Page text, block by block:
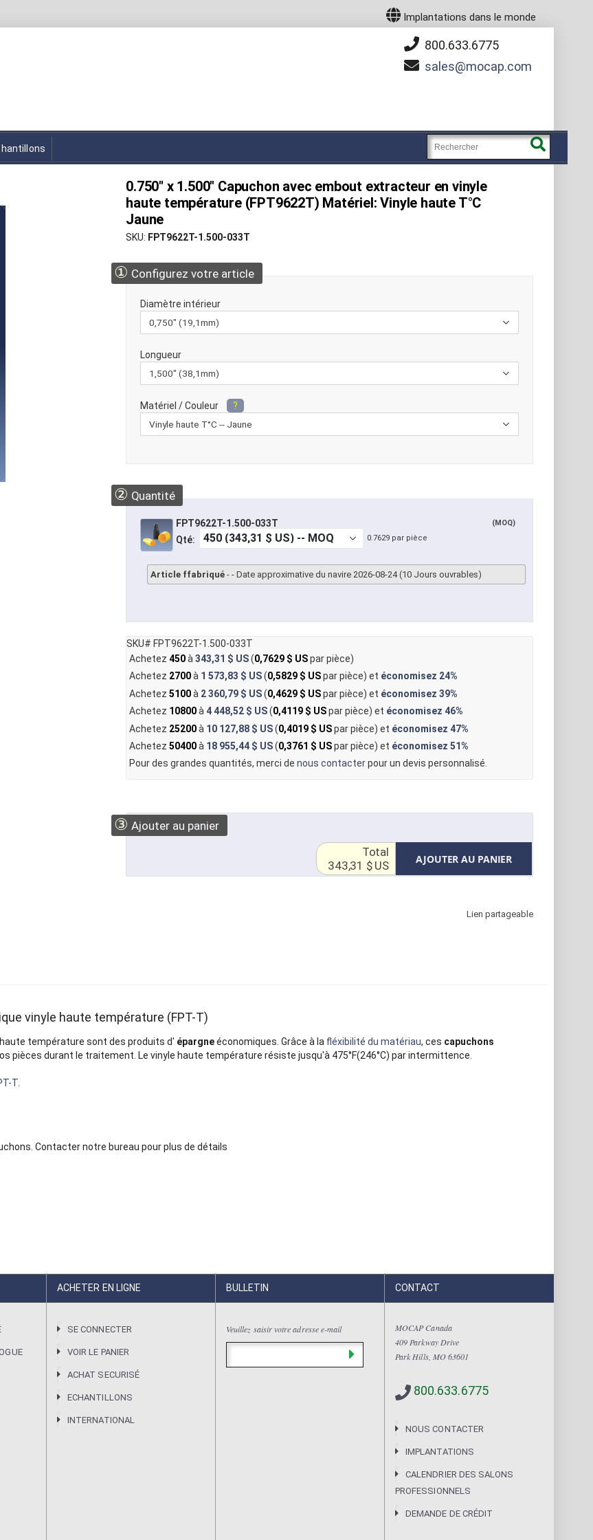
Implantations dans le monde
800.633.6775
sales
mocap.com
0.750" x 1.500" Capuchon avec embout extracteur en vinyle
haute température (FPT9622T) Matériel: Vinyle haute T°C
Jaune
SKU FPT9622T-1.500-033T
① Configurez votre article
Diamètre intérieur
Longueur
Matériel / Couleur ?
② Quantité
FPT9622T-1.500-033T (MOQ)
Qté: 0.7629 par pièce
Article ffabriqué - - Date approximative du navire 2026-08-24 (10 Jours ouvrables)
SKU# FPT9622T-1.500-033T
Achetez 450à 343,31 $ US(0,7629 $ USpar pièce)
Achetez 2700à 1 573,83 $ US(0,5829 $ USpar pièce) et économisez 24%
Achetez 5100à 2 360,79 $ US(0,4629 $ USpar pièce) et économisez 39%
Achetez 10800à 4 448,52 $ US(0,4119 $ USpar pièce) et économisez 46%
Achetez 25200à 10 127,88 $ US(0,4019 $ USpar pièce) et économisez 47%
Achetez 50400à 18 955,44 $ US(0,3761 $ USpar pièce) et économisez 51%
Pour des grandes quantités, merci de nous contacterpour un devis personnalisé.
③ Ajouter au panier
AJOUTER AU PANIER
Total
343,31 $ US
Lien partageable
vinyle haute température (FPT-T)
température sont des produits d' épargneéconomiques. Grâce à la fléxibilité du matériau, ces capuchons
pièces durant le traitement. Le vinyle haute température résiste jusqu'à 475°F(246°C) par intermittence.
T.
Contacter notre bureau pour plus de détails
ACHETER EN LIGNE
SE CONNECTER
VOIR LE PANIER
ACHAT SECURISÉ
ECHANTILLONS
INTERNATIONAL
BULLETIN
Veuillez saisir votre adresse e-mail
CONTACT
MOCAP Canada
409 Parkway Drive
Park Hills, MO 63601
800.633.6775
NOUS CONTACTER
IMPLANTATIONS
CALENDRIER DES SALONS
PROFESSIONNELS
DEMANDE DE CRÉDIT